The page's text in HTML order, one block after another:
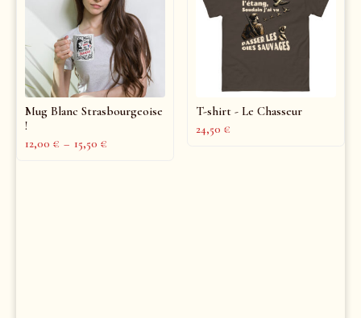
Mug Blanc Strasbourgeoise
!
12,00 € – 15,50 €
T-shirt - Le Chasseur
24,50 €